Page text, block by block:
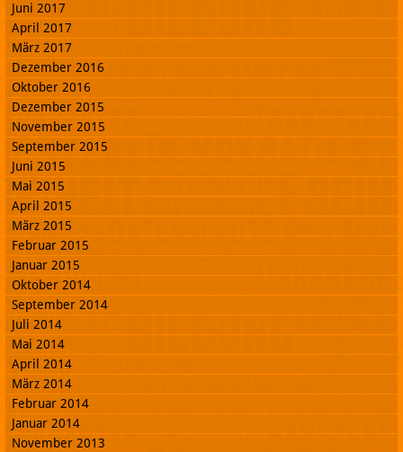
Juni 2017
April 2017
März 2017
Dezember 2016
Oktober 2016
Dezember 2015
November 2015
September 2015
Juni 2015
Mai 2015
April 2015
März 2015
Februar 2015
Januar 2015
Oktober 2014
September 2014
Juli 2014
Mai 2014
April 2014
März 2014
Februar 2014
Januar 2014
November 2013